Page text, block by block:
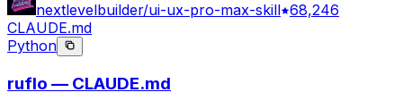
nextlevelbuilder/ui-ux-pro-max-skill 68,246
CLAUDE.md
Python
ruflo — CLAUDE.md